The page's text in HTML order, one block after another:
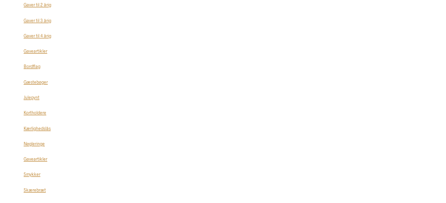
Gaver til 2 årig
Gaver til 3 årig
Gaver til 4 årig
Gaveartikler
Bordflag
Gæstebøger
Julepynt
Kortholdere
Kærlighedslås
Nøgleringe
Gaveartikler
Smykker
Skærebræt